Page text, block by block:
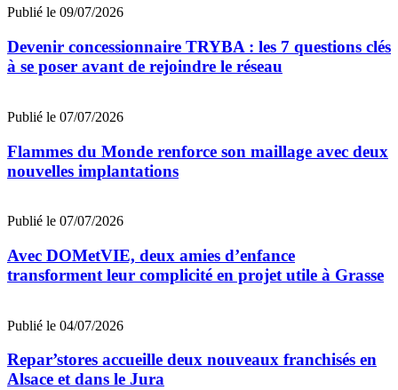
Publié le 09/07/2026
Devenir concessionnaire TRYBA : les 7 questions clés
à se poser avant de rejoindre le réseau
Publié le 07/07/2026
Flammes du Monde renforce son maillage avec deux
nouvelles implantations
Publié le 07/07/2026
Avec DOMetVIE, deux amies d’enfance
transforment leur complicité en projet utile à Grasse
Publié le 04/07/2026
Repar’stores accueille deux nouveaux franchisés en
Alsace et dans le Jura